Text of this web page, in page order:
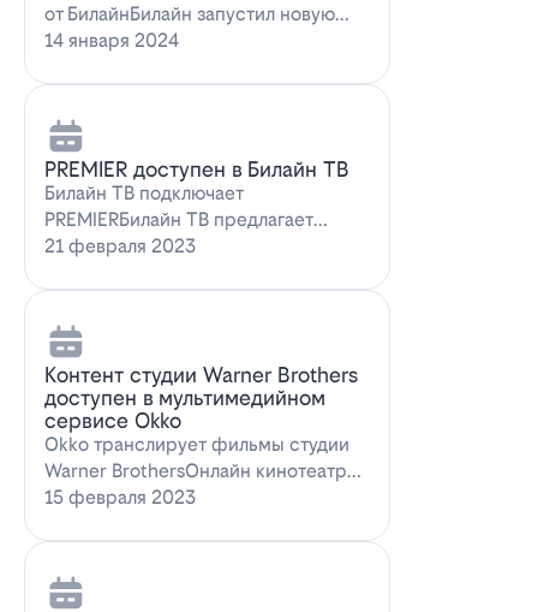
от БилайнБилайн запустил новую
услугу – "Общий баланс"…
14 января 2024
PREMIER доступен в Билайн ТВ
Билайн ТВ подключает
PREMIERБилайн ТВ предлагает
подписку на PREMIER. Всем
21 февраля 2023
Контент студии Warner Brothers
доступен в мультимедийном
сервисе Okko
Okko транслирует фильмы студии
Warner BrothersОнлайн кинотеатр
Okko пополнил коллекцию лучшими
15 февраля 2023